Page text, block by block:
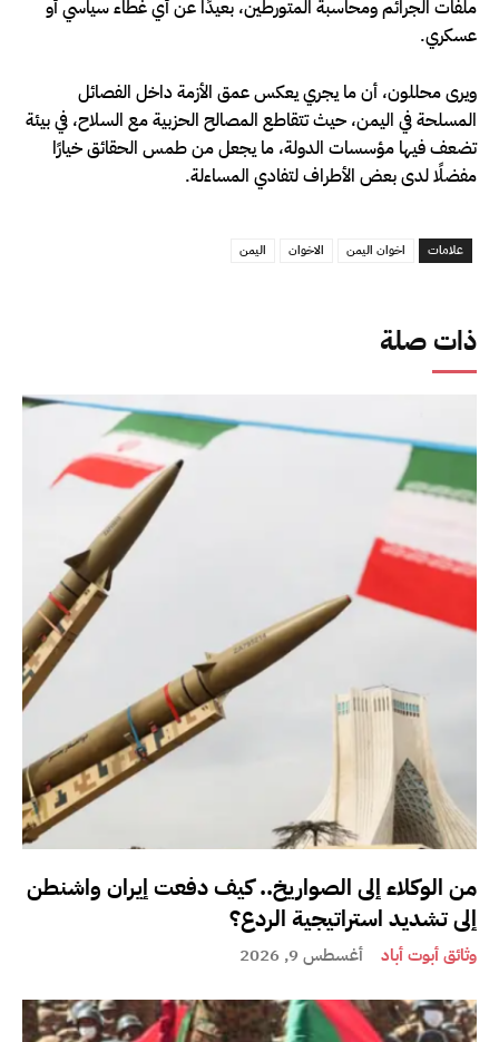
ذات صلة
من الوكلاء إلى الصواريخ.. كيف دفعت إيران واشنطن
إلى تشديد استراتيجية الردع؟
وثائق أبوت أباد أغسطس 9, 2026
ملفات الجرائم ومحاسبة المتورطين، بعيدًا عن أي غطاء سياسي أو
عسكري.
ويرى محللون، أن ما يجري يعكس عمق الأزمة داخل الفصائل
المسلحة في اليمن، حيث تتقاطع المصالح الحزبية مع السلاح، في بيئة
تضعف فيها مؤسسات الدولة، ما يجعل من طمس الحقائق خيارًا
مفضلًا لدى بعض الأطراف لتفادي المساءلة.
علامات اخوان اليمن الاخوان اليمن